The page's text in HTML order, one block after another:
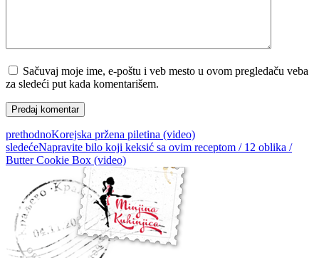
Sačuvaj moje ime, e-poštu i veb mesto u ovom pregledaču veba
za sledeći put kada komentarišem.
prethodnoKorejska pržena piletina (video)
sledećeNapravite bilo koji keksić sa ovim receptom / 12 oblika /
Butter Cookie Box (video)